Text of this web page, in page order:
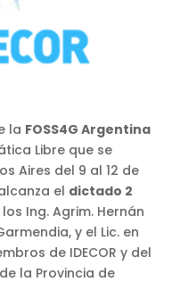
la FOSS4G Argentina
Libre que se
Aires del 9 al 12 de
el dictado 2
Ing. Agrim. Hernán
y el Lic. en
de IDECOR y del
la Provincia de